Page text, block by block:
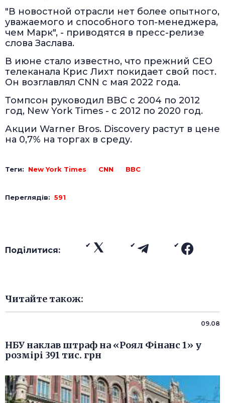
"В новостной отрасли нет более опытного,
уважаемого и способного топ-менеджера,
чем Марк", - приводятся в пресс-релизе
слова Заслава.
В июне стало известно, что прежний CEO
телеканала Крис Лихт покидает свой пост.
Он возглавлял CNN c мая 2022 года.
Томпсон руководил BBC с 2004 по 2012
год, New York Times - с 2012 по 2020 год.
Акции Warner Bros. Discovery растут в цене
на 0,7% на торгах в среду.
Теги: New York Times CNN BBC
Переглядів: 591
Поділитися:
Читайте також:
09.08
НБУ наклав штраф на «Роял Фінанс 1» у
розмірі 391 тис. грн